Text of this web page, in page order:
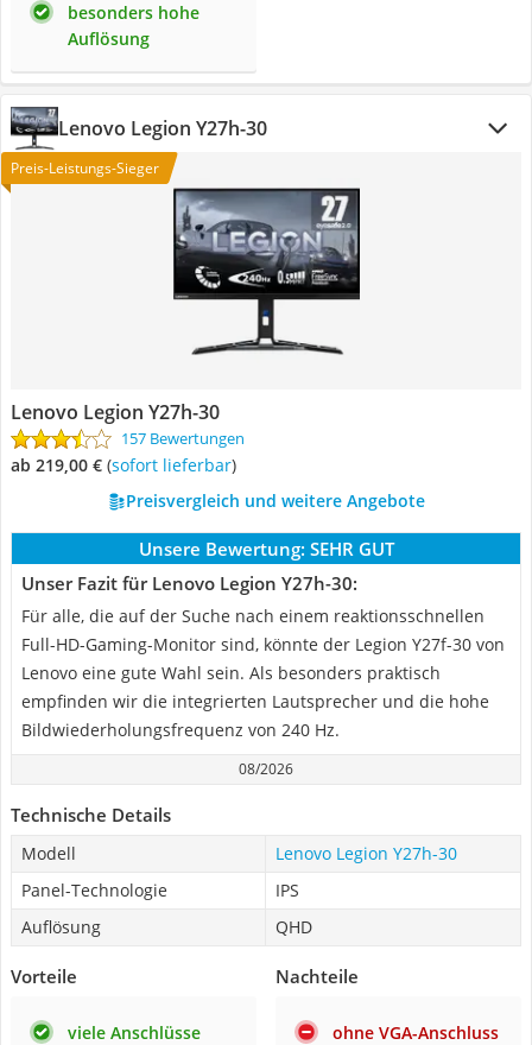
besonders hohe
Auflösung
Lenovo Legion Y27h-30
Preis-Leistungs-Sieger
Lenovo Legion Y27h-30
157 Bewertungen
ab 219,00 € ( Sofort lieferbar)
Preisvergleich und weitere Angebote
Unsere Bewertung: SEHR GUT
Unser Fazit für Lenovo Legion Y27h-30:
Für alle, die auf der Suche nach einem reaktionsschnellen
Full-HD-Gaming-Monitor sind, könnte der Legion Y27f-30 von
Lenovo eine gute Wahl sein. Als besonders praktisch
empfinden wir die integrierten Lautsprecher und die hohe
Bildwiederholungsfrequenz von 240 Hz.
08/2026
Technische Details
Modell
Lenovo Legion Y27h-30
Panel-Technologie
IPS
Auflösung
QHD
Vorteile
viele Anschlüsse
Nachteile
ohne VGA-Anschluss